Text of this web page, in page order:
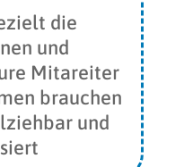
die
und
Mitareiter
brauchen
und